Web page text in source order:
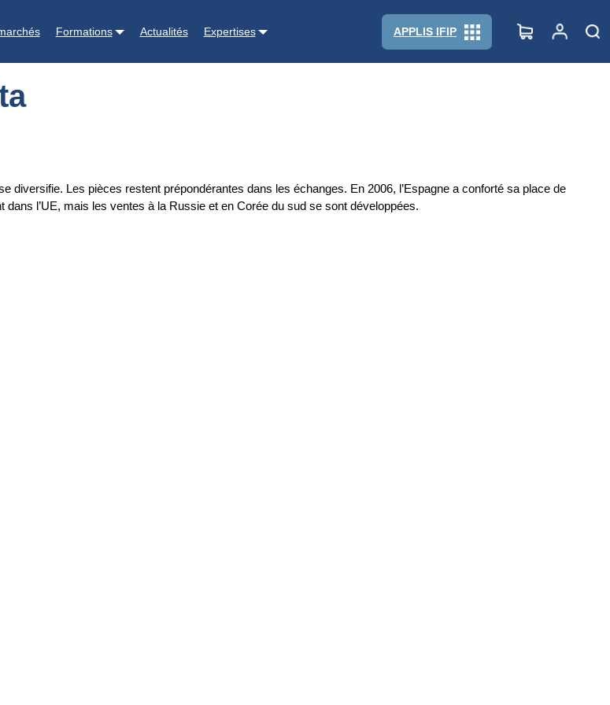
Formations Actualités Expertises APPLIS IFIP
Les pièces restent prépondérantes dans les échanges. En 2006, l’Espagne a conforté sa place de
l’UE, mais les ventes à la Russie et en Corée du sud se sont développées.